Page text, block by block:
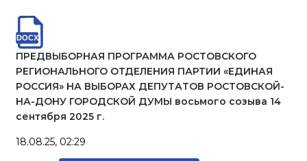
ПРЕДВЫБОРНАЯ ПРОГРАММА РОСТОВСКОГО
РЕГИОНАЛЬНОГО ОТДЕЛЕНИЯ ПАРТИИ «ЕДИНАЯ
РОССИЯ» НА ВЫБОРАХ ДЕПУТАТОВ РОСТОВСКОЙ-
НА-ДОНУ ГОРОДСКОЙ ДУМЫ восьмого созыва 14
сентября 2025 г.
18.08.25, 02:29